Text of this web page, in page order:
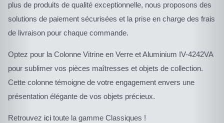
plus de produits de qualité exceptionnelle, nous proposons des
solutions de paiement sécurisées et la prise en charge des frais
de livraison pour chaque commande.
Optez pour la Colonne Vitrine en Verre et Aluminium IV-4242VA
pour sublimer vos pièces maîtresses et objets de collection.
Cette colonne témoigne de votre engagement envers une
présentation élégante de vos objets précieux.
Retrouvez icitoute la gamme Classiques !